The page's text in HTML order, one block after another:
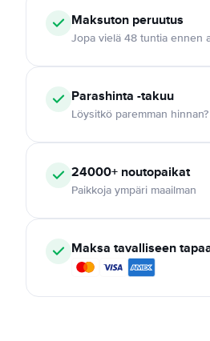
Maksuton peruutus
Jopa vielä 48 tuntia ennen
Parashinta -takuu
Löysitkö paremman
24000+ noutopaikat
Paikkoja ympäri maailman
Maksa tavalliseen